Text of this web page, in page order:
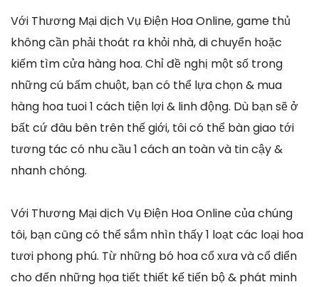
Với Thương Mại dịch Vụ Điện Hoa Online, game thủ
không cần phải thoát ra khỏi nhà, di chuyển hoặc
kiếm tìm cửa hàng hoa. Chỉ đề nghị một số trong
những cú bấm chuột, bạn có thể lựa chọn & mua
hàng hoa tuoi 1 cách tiện lợi & linh động. Dù bạn sẽ ở
bất cứ đâu bên trên thế giới, tôi có thể bàn giao tới
tương tác có nhu cầu 1 cách an toàn và tin cậy &
nhanh chóng.
Với Thương Mại dịch Vụ Điện Hoa Online của chúng
tôi, bạn cũng có thể sắm nhìn thấy 1 loạt các loại hoa
tươi phong phú. Từ những bó hoa cổ xưa và cổ điển
cho đến những họa tiết thiết kế tiến bộ & phát minh